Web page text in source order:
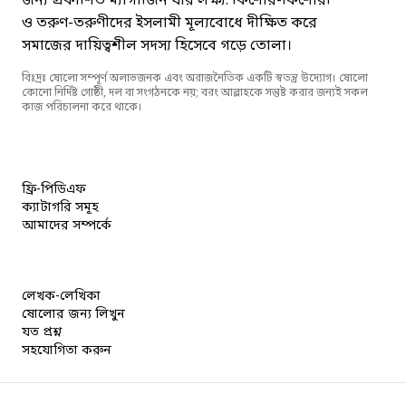
ও তরুণ-তরুণীদের ইসলামী মূল্যবোধে দীক্ষিত করে
সমাজের দায়িত্বশীল সদস্য হিসেবে গড়ে তোলা।
বিঃদ্রঃ ষোলো সম্পূর্ণ অলাভজনক এবং অরাজনৈতিক একটি স্বতন্ত্র উদ্যোগ। ষোলো
কোনো নির্দিষ্ট গোষ্ঠী, দল বা সংগঠনকে নয়; বরং আল্লাহকে সন্তুষ্ট করার জন্যই সকল
কাজ পরিচালনা করে থাকে।
ফ্রি-পিডিএফ
ক্যাটাগরি সমূহ
আমাদের সম্পর্কে
লেখক-লেখিকা
ষোলোর জন্য লিখুন
যত প্রশ্ন
সহযোগিতা করুন